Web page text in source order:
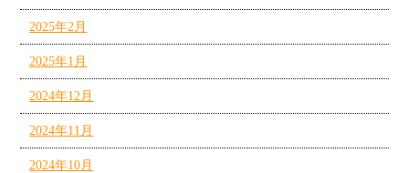
2025年2月
2025年1月
2024年12月
2024年11月
2024年10月